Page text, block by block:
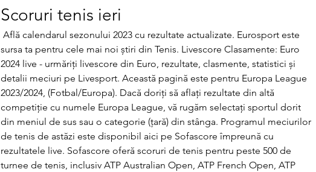
Scoruri tenis ieri
sursa ta pentru cele mai noi știri din Tenis. Livescore Clasamente: Euro
2024 live - urmăriți livescore din Euro, rezultate, clasmente, statistici și
detalii meciuri pe Livesport. Această pagină este pentru Europa League
2023/2024, (Fotbal/Europa). Dacă doriți să aflați rezultate din altă
competiție cu numele Europa League, vă rugăm selectați sportul dorit
din meniul de sus sau o categorie (țară) din stânga. Programul meciurilor
de tenis de astăzi este disponibil aici pe Sofascore împreună cu
rezultatele live. Sofascore oferă scoruri de tenis pentru peste 500 de
turnee de tenis, inclusiv ATP Australian Open, ATP French Open, ATP